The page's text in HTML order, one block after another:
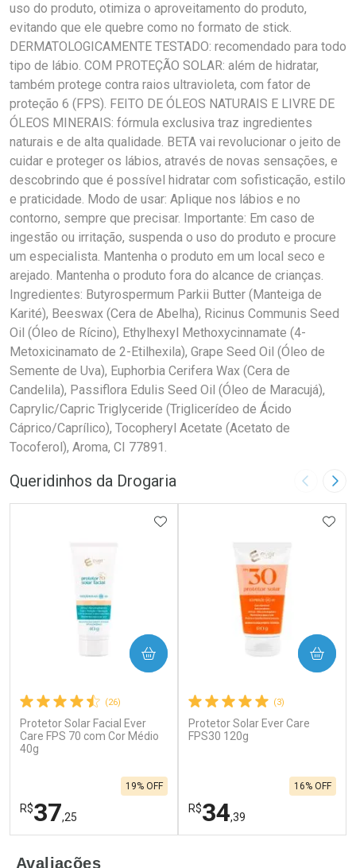
uso do produto, otimiza o aproveitamento do produto,
evitando que ele quebre como no formato de stick.
DERMATOLOGICAMENTE TESTADO: recomendado para todo
tipo de lábio. COM PROTEÇÃO SOLAR: além de hidratar,
também protege contra raios ultravioleta, com fator de
proteção 6 (FPS). FEITO DE ÓLEOS NATURAIS E LIVRE DE
ÓLEOS MINERAIS: fórmula exclusiva traz ingredientes
naturais e de alta qualidade. BETA vai revolucionar o jeito de
cuidar e proteger os lábios, através de novas sensações, e
descobrindo que é possível hidratar com sofisticação, estilo
e praticidade. Modo de usar: Aplique nos lábios e no
contorno, sempre que precisar. Importante: Em caso de
ingestão ou irritação, suspenda o uso do produto e procure
um especialista. Mantenha o produto em um local seco e
arejado. Mantenha o produto fora do alcance de crianças.
Ingredientes: Butyrospermum Parkii Butter (Manteiga de
Karité), Beeswax (Cera de Abelha), Ricinus Communis Seed
Oil (Óleo de Rícino), Ethylhexyl Methoxycinnamate (4-
Metoxicinamato de 2-Etilhexila), Grape Seed Oil (Óleo de
Semente de Uva), Euphorbia Cerifera Wax (Cera de
Candelila), Passiflora Edulis Seed Oil (Óleo de Maracujá),
Caprylic/Capric Triglyceride (Triglicerídeo de Ácido
Cáprico/Caprílico), Tocopheryl Acetate (Acetato de
Tocoferol), Aroma, CI 77891.
Queridinhos da Drogaria Imagem
(26)
Protetor Solar Facial Ever
Care FPS 70 com Cor Médio
40g
R$37,25
19% OFF
ADICIONAR AOS FAVORITOS
COMPRAR
(3)
Protetor Solar Ever Care
FPS30 120g
R$34,39
16% OFF
COMPRAR
Avaliações